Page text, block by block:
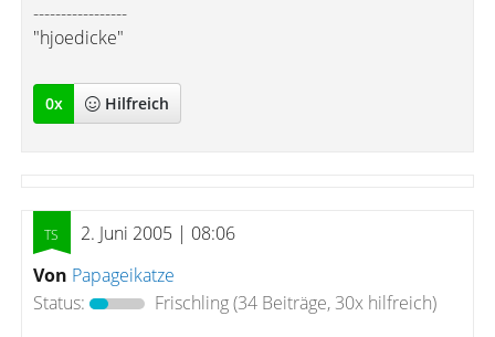
-----------------
"hjoedicke"
0x Hilfreich
2. Juni 2005 | 08:06
Von Papageikatze
Status:
Frischling(34 Beiträge, 30x hilfreich)